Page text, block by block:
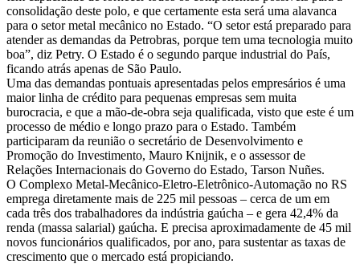
consolidação deste polo, e que certamente esta será uma alavanca
para o setor metal mecânico no Estado. “O setor está preparado para
atender as demandas da Petrobras, porque tem uma tecnologia muito
boa”, diz Petry. O Estado é o segundo parque industrial do País,
ficando atrás apenas de São Paulo.
Uma das demandas pontuais apresentadas pelos empresários é uma
maior linha de crédito para pequenas empresas sem muita
burocracia, e que a mão-de-obra seja qualificada, visto que este é um
processo de médio e longo prazo para o Estado. Também
participaram da reunião o secretário de Desenvolvimento e
Promoção do Investimento, Mauro Knijnik, e o assessor de
Relações Internacionais do Governo do Estado, Tarson Nuñes.
O Complexo Metal-Mecânico-Eletro-Eletrônico-Automação no RS
emprega diretamente mais de 225 mil pessoas – cerca de um em
cada três dos trabalhadores da indústria gaúcha – e gera 42,4% da
renda (massa salarial) gaúcha. E precisa aproximadamente de 45 mil
novos funcionários qualificados, por ano, para sustentar as taxas de
crescimento que o mercado está propiciando.